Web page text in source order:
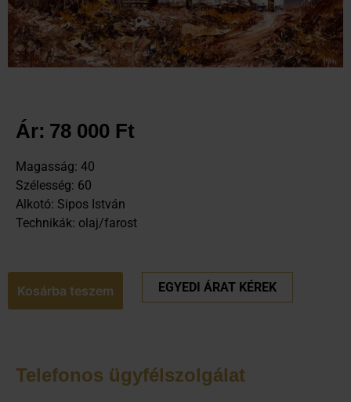
Ár: 78 000 Ft
Magasság: 40
Szélesség: 60
Alkotó: Sipos István
Technikák: olaj/farost
Kosárba teszem EGYEDI ÁRAT KÉREK
Telefonos ügyfélszolgálat